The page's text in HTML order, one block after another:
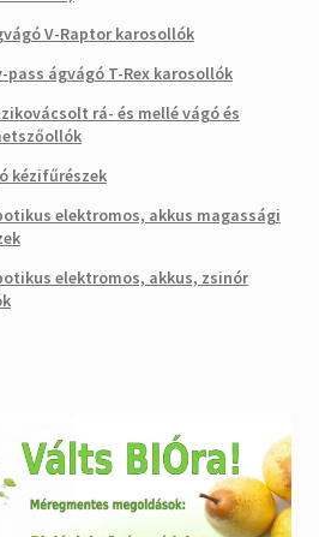
V-Raptor karosollók
ágvágó T-Rex karosollók
rá- és mellé vágó és
kézifűrészek
elektromos, akkus magassági
elektromos, akkus, zsinór